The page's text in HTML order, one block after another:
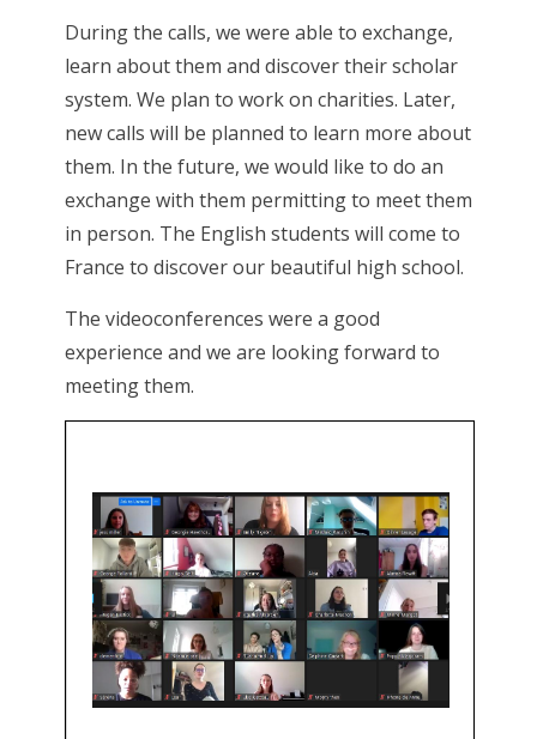
During the calls, we were able to exchange,
learn about them and discover their scholar
system. We plan to work on charities. Later,
new calls will be planned to learn more about
them. In the future, we would like to do an
exchange with them permitting to meet them
in person. The English students will come to
France to discover our beautiful high school.
The videoconferences were a good
experience and we are looking forward to
meeting them.